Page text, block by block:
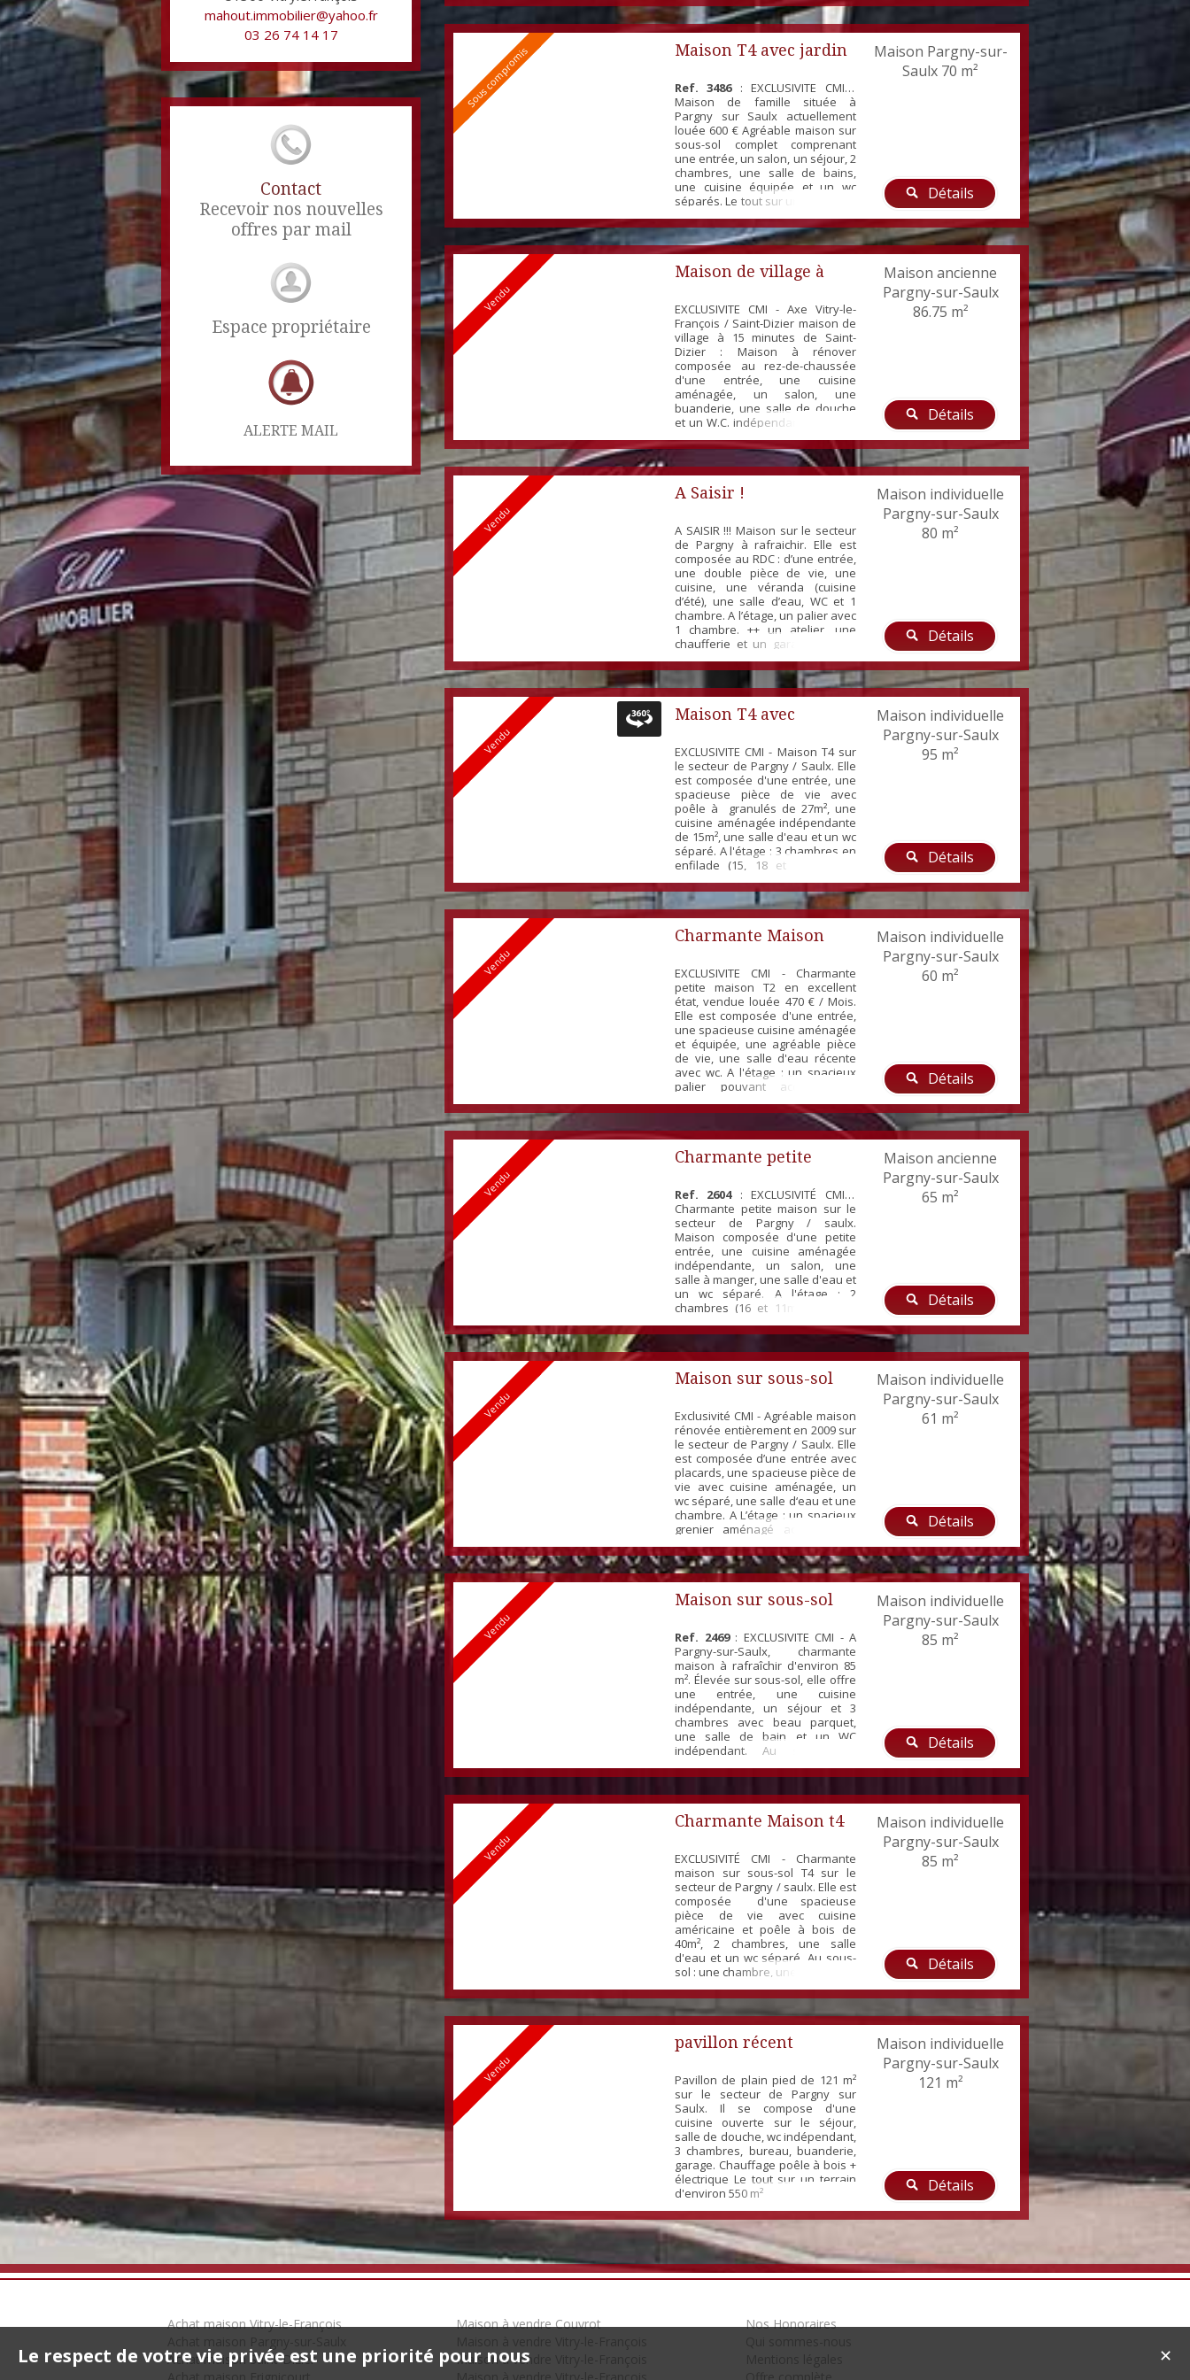
mahout.immobilier@yahoo.fr
03 26 74 14 17
Contact
Recevoir nos nouvelles
offres par mail
Espace propriétaire
ALERTE MAIL
A l'étage : Un studio indépendant
parfait pour accueillir famille ou
amis ! Coté dépendances vou...
Sous compromis Maison T4 avec jardin
Ref. 3486: EXCLUSIVITE CMI -
Maison de famille située à
Pargny sur Saulx actuellement
louée 600 € Agréable maison sur
sous-sol complet comprenant
une entrée, un salon, un séjour, 2
chambres, une salle de bains,
une cuisine équipée et un wc
séparés. Le tout sur un terrain de
1000 m² avec terrasse et
dépendances. Chauffage Poêle à
granules - double vitrage PVC -
isolation des combles et du sous
sol...
Maison Pargny-sur-
Saulx 70 m²
Détails
Vendu
Maison de village à
rénover
EXCLUSIVITE CMI - Axe Vitry-le-
François / Saint-Dizier maison de
village à 15 minutes de Saint-
Dizier : Maison à rénover
composée au rez-de-chaussée
d'une entrée, une cuisine
aménagée, un salon, une
buanderie, une salle de douche
et un W.C. indépendant. A l'étage
elle offre un palier desservant 2
chambres et un grenier
aménageable. ++ La maison est
équipée d'une pompe à chaleur
...
Maison ancienne
Pargny-sur-Saulx
86.75 m²
Détails
Vendu
A Saisir !
A SAISIR !!! Maison sur le secteur
de Pargny à rafraichir. Elle est
composée au RDC : d’une entrée,
une double pièce de vie, une
cuisine, une véranda (cuisine
d’été), une salle d’eau, WC et 1
chambre. A l’étage, un palier avec
1 chambre. ++ un atelier, une
chaufferie et un garage. Tout à
l’égout – chauffage au fioul–
double vitrage.
Maison individuelle
Pargny-sur-Saulx
80 m²
Détails
Vendu
Maison T4 avec
dépendance
EXCLUSIVITE CMI - Maison T4 sur
le secteur de Pargny / Saulx. Elle
est composée d'une entrée, une
spacieuse pièce de vie avec
poêle à granulés de 27m², une
cuisine aménagée indépendante
de 15m², une salle d'eau et un wc
séparé. A l'étage : 3 chambres en
enfilade (15, 18 et 13m²). Une
dépendance comprenant un
spacieux garage de 23m² et un
atelier de 15m² Taxe Foncière :
280 € Ass...
Maison individuelle
Pargny-sur-Saulx
95 m²
Détails
Vendu
Charmante Maison
Louée
EXCLUSIVITE CMI - Charmante
petite maison T2 en excellent
état, vendue louée 470 € / Mois.
Elle est composée d'une entrée,
une spacieuse cuisine aménagée
et équipée, une agréable pièce
de vie, une salle d'eau récente
avec wc. A l'étage : un spacieux
palier pouvant accueillir un
espace bureau et une chambre.
La maison dispose également
d'un garage indépendant (la
porte de garage se...
Maison individuelle
Pargny-sur-Saulx
60 m²
Détails
Vendu
Charmante petite
maison
Ref. 2604: EXCLUSIVITÉ CMI -
Charmante petite maison sur le
secteur de Pargny / saulx.
Maison composée d'une petite
entrée, une cuisine aménagée
indépendante, un salon, une
salle à manger, une salle d'eau et
un wc séparé. A l'étage : 2
chambres (16 et 11m²). Cave et
garage indépendant. Chauffage
au fioul. Assainissement
individuel. Taxe foncière : 124 €
Maison ancienne
Pargny-sur-Saulx
65 m²
Détails
Vendu
Maison sur sous-sol
Exclusivité CMI - Agréable maison
rénovée entièrement en 2009 sur
le secteur de Pargny / Saulx. Elle
est composée d’une entrée avec
placards, une spacieuse pièce de
vie avec cuisine aménagée, un
wc séparé, une salle d‘eau et une
chambre. A L’étage : un spacieux
grenier aménagé accueillant 2
espaces nuits. Sous sol complet
avec garage et une espace
chaufferie Le tout sur un
agréable te...
Maison individuelle
Pargny-sur-Saulx
61 m²
Détails
Vendu
Maison sur sous-sol
Ref. 2469: EXCLUSIVITE CMI - A
Pargny-sur-Saulx, charmante
maison à rafraîchir d'environ 85
m². Élevée sur sous-sol, elle offre
une entrée, une cuisine
indépendante, un séjour et 3
chambres avec beau parquet,
une salle de bain et un WC
indépendant. Au sous-sol :
garage,, chaufferie et buanderie.
Chauffage fioul.
Maison individuelle
Pargny-sur-Saulx
85 m²
Détails
Vendu
Charmante Maison t4
EXCLUSIVITÉ CMI - Charmante
maison sur sous-sol T4 sur le
secteur de Pargny / saulx. Elle est
composée d'une spacieuse
pièce de vie avec cuisine
américaine et poêle à bois de
40m², 2 chambres, une salle
d'eau et un wc séparé. Au sous-
sol : une chambre, une buanderie
et un garage. Dépendances. Le
tout sur un terrain clos de 865m².
Pas de travaux à prévoir.
Maison individuelle
Pargny-sur-Saulx
85 m²
Détails
Vendu
pavillon récent
Pavillon de plain pied de 121 m²
sur le secteur de Pargny sur
Saulx. Il se compose d'une
cuisine ouverte sur le séjour,
salle de douche, wc indépendant,
3 chambres, bureau, buanderie,
garage. Chauffage poêle à bois +
électrique Le tout sur un terrain
d'environ 550 m²
Maison individuelle
Pargny-sur-Saulx
121 m²
Détails
Achat maison Vitry-le-François
Achat maison Saint-Dizier
Maison à vendre Couvrot
Maison à vendre Vitry-le-François
Nos Honoraires
✕
Le respect de votre vie privée est une priorité pour nous